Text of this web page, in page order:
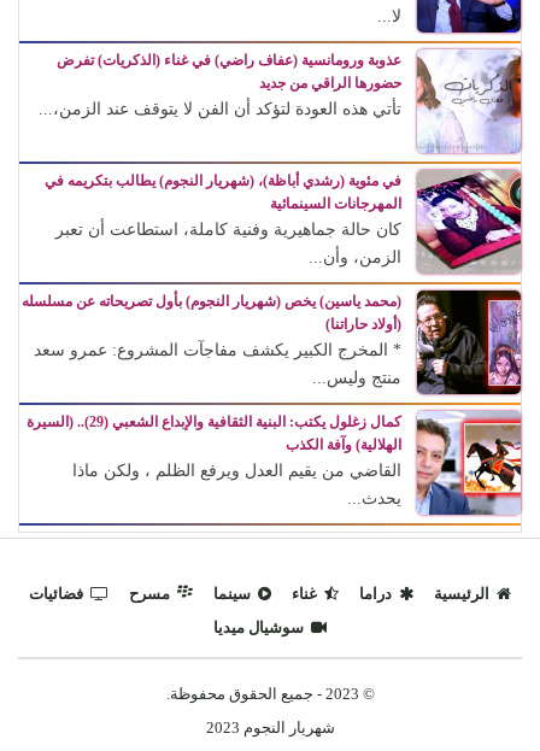
لا...
عذوبة ورومانسية (عفاف راضي) في غناء (الذكريات) تفرض
حضورها الراقي من جديد
تأتي هذه العودة لتؤكد أن الفن لا يتوقف عند الزمن،...
في مئوية (رشدي أباظة)، (شهريار النجوم) يطالب بتكريمه في
المهرجانات السينمائية
كان حالة جماهيرية وفنية كاملة، استطاعت أن تعبر
الزمن، وأن...
(محمد ياسين) يخص (شهريار النجوم) بأول تصريحاته عن مسلسله
(أولاد حاراتنا)
* المخرج الكبير يكشف مفاجآت المشروع: عمرو سعد
منتج وليس...
كمال زغلول يكتب: البنية الثقافية والإبداع الشعبي (29).. (السيرة
الهلالية) وآفة الكذب
القاضي من يقيم العدل ويرفع الظلم ، ولكن ماذا
يحدث...
الرئيسية دراما غناء سينما مسرح
فضائيات
سوشيال ميديا
© 2023 - جميع الحقوق محفوظة.
شهريار النجوم 2023